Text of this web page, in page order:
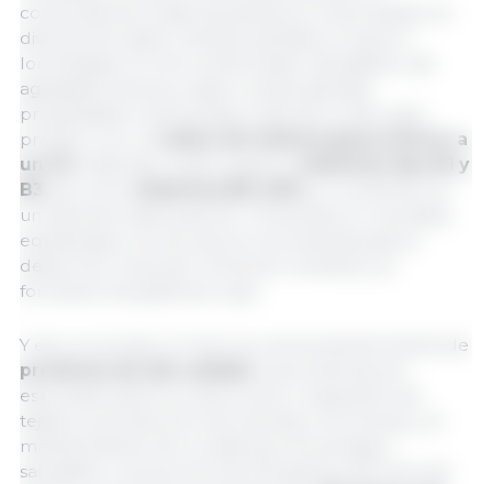
consumidores, todas las piezas se comercializan en
diversos formatos: enteras, partidas, en tacos o
loncheadas. El lomo embuchado, saludable y de
agradable textura y sabor, posee grandes
propiedades nutricionales y aporta un alto valor
proteico con un
índice de materia grasa inferior a
un 6%.
vitaminas tipo B1 y
B3
un alimento ideal para ser consumido en una dieta
equilibrada, a la vez que se recomienda para el
desarrollo muscular, la función cerebral y la
formació
Y eso no es todo: el lomo es una excelente fuente de
proteí
esenciales para la construcción y reparación de
tejidos, la producción de enzimas y hormonas, y el
mantenimiento de un sistema inmunológico
saludable. Una porción de 100 gramos de lomo de